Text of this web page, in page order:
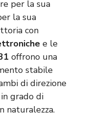
per la sua
la sua
con
e le
offrono una
stabile
di direzione
grado di
naturalezza.